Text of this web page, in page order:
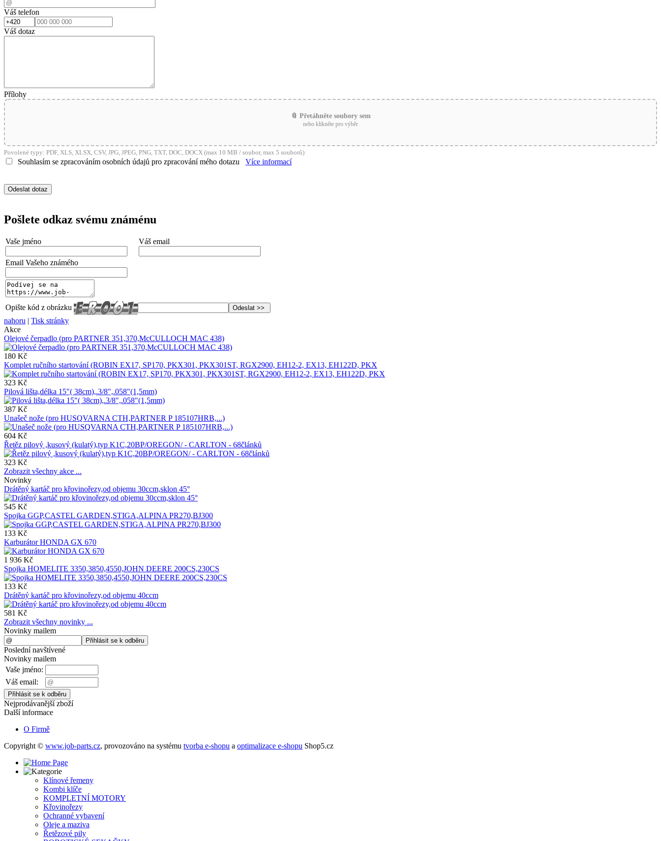
Váš telefon
Váš dotaz
Přílohy
📎 Přetáhněte soubory sem
nebo klikněte pro výběr
Povolené typy: PDF, XLS, XLSX, CSV, JPG, JPEG, PNG, TXT, DOC, DOCX (max 10 MB / soubor, max 5 souborů)
Souhlasím se zpracováním osobních údajů pro zpracování mého dotazu Více informací
Pošlete odkaz svému známénu
Vaše jméno Váš email
Email Vašeho známého
Opište kód z obrázku
nahoru | Tisk stránky
Akce
Olejové čerpadlo (pro PARTNER 351,370,McCULLOCH MAC 438)
180 Kč
Komplet ručního startování (ROBIN EX17, SP170, PKX301, PKX301ST, RGX2900, EH12-2, EX13, EH122D, PKX
323 Kč
Pilová lišta,délka 15"( 38cm),.3/8",.058"(1,5mm)
387 Kč
Unašeč nože (pro HUSQVARNA CTH,PARTNER P 185107HRB,...)
604 Kč
Řetěz pilový ,kusový (kulatý),typ K1C,20BP/OREGON/ - CARLTON - 68článků
323 Kč
Zobrazit všechny akce ...
Novinky
Drátěný kartáč pro křovinořezy,od objemu 30ccm,sklon 45°
545 Kč
Spojka GGP,CASTEL GARDEN,STIGA,ALPINA PR270,BJ300
133 Kč
Karburátor HONDA GX 670
1 936 Kč
Spojka HOMELITE 3350,3850,4550,JOHN DEERE 200CS,230CS
133 Kč
Drátěný kartáč pro křovinořezy,od objemu 40ccm
581 Kč
Zobrazit všechny novinky ...
Novinky mailem
Poslední navštívené
Novinky mailem
Vaše jméno:
Váš email:
Nejprodávanější zboží
Další informace
O Firmě
Copyright © www.job-parts.cz, provozováno na systému tvorba e-shopu a optimalizace e-shopu Shop5.cz
Klínové řemeny
Kombi klíče
KOMPLETNÍ MOTORY
Křovinořezy
Ochranné vybavení
Oleje a maziva
Řetězové pily